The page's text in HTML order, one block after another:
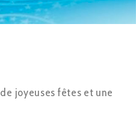
joyeuses fêtes et une